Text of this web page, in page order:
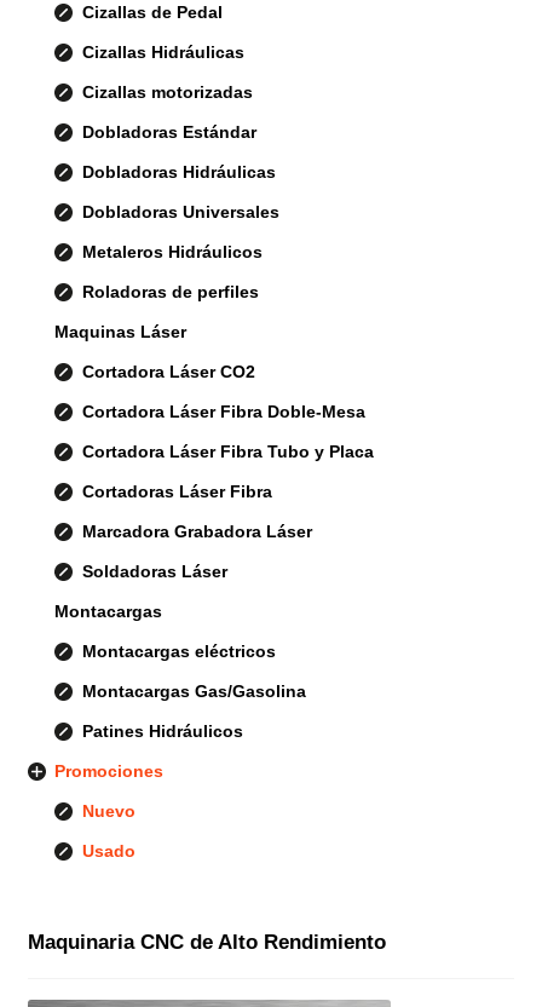
Cizallas de Pedal
Cizallas Hidráulicas
Cizallas motorizadas
Dobladoras Estándar
Dobladoras Hidráulicas
Dobladoras Universales
Metaleros Hidráulicos
Roladoras de perfiles
Maquinas Láser
Cortadora Láser CO2
Cortadora Láser Fibra Doble-Mesa
Cortadora Láser Fibra Tubo y Placa
Cortadoras Láser Fibra
Marcadora Grabadora Láser
Soldadoras Láser
Montacargas
Montacargas eléctricos
Montacargas Gas/Gasolina
Patines Hidráulicos
Promociones
Nuevo
Usado
Maquinaria CNC de Alto Rendimiento